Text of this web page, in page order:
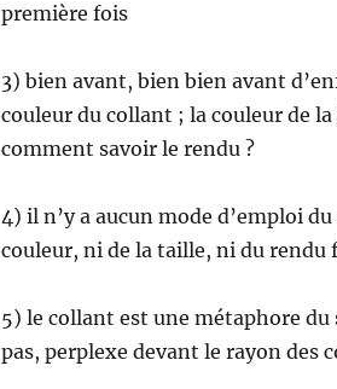
première fois
3) bien avant, bien bien avant
couleur du collant ; la couleur de
comment savoir le rendu ?
4) il n’y a aucun mode d’emploi
couleur, ni de la taille, ni du rendu
5) le collant est une métaphore
pas, perplexe devant le rayon des